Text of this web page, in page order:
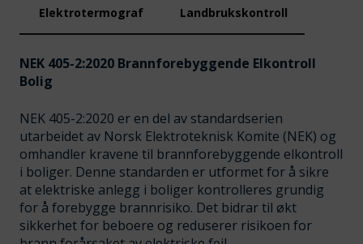
Elektrotermograf Landbrukskontroll
NEK 405-2:2020 Brannforebyggende Elkontroll
Bolig
NEK 405-2:2020 er en del av standardserien
utarbeidet av Norsk Elektroteknisk Komite (NEK) og
omhandler kravene til brannforebyggende elkontroll
i boliger. Denne standarden er utformet for å sikre
at elektriske anlegg i boliger kontrolleres grundig
for å forebygge brannrisiko. Det bidrar til økt
sikkerhet for beboere og reduserer risikoen for